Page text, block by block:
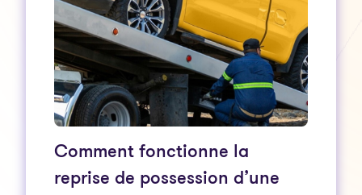
Comment fonctionne la
reprise de possession d’une